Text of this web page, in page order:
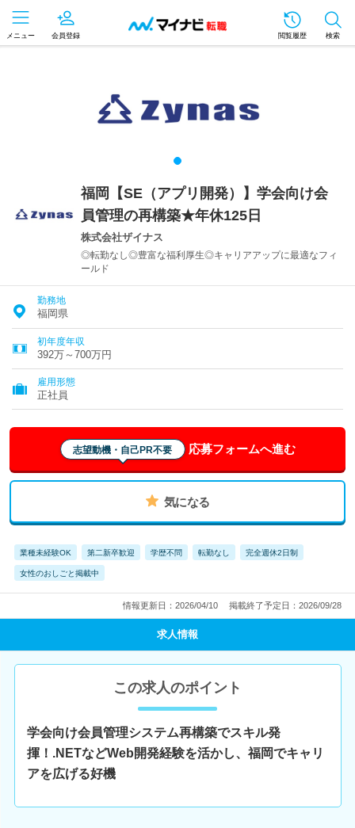
メニュー 会員登録 閲覧履歴 検索
福岡【SE（アプリ開発）】学会向け会
員管理の再構築★年休125日
株式会社ザイナス
◎転勤なし◎豊富な福利厚生◎キャリアアップに最適なフィ
ールド
勤務地
福岡県
初年度年収
392万～700万円
雇用形態
正社員
志望動機・自己PR不要 応募フォームへ進む
気になる
業種未経験OK 第二新卒歓迎 学歴不問 転勤なし 完全週休2日制
女性のおしごと掲載中
情報更新日：2026/04/10 掲載終了予定日：2026/09/28
求人情報
この求人のポイント
学会向け会員管理システム再構築でスキル発
揮！.NETなどWeb開発経験を活かし、福岡でキャリ
アを広げる好機